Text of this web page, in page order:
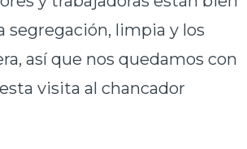
segregación, limpia y los
así que nos quedamos con
visita al chancador